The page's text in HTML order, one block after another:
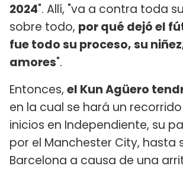
2024". Allí, "va a contra toda
sobre todo, por qué dejó el
fue todo su proceso, su
amores".
Entonces, el Kun Agüero
en la cual se hará un
inicios en Independiente, su
por el Manchester City, hasta
Barcelona a causa de una